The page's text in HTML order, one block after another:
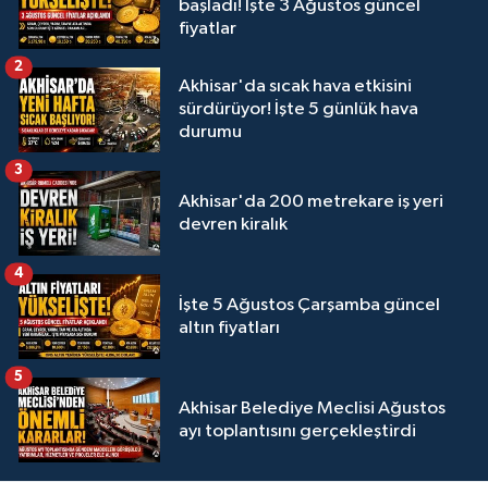
başladı! İşte 3 Ağustos güncel
fiyatlar
Akhisar'da sıcak hava etkisini
sürdürüyor! İşte 5 günlük hava
durumu
2
Akhisar'da 200 metrekare iş yeri
devren kiralık
3
İşte 5 Ağustos Çarşamba güncel
altın fiyatları
4
Akhisar Belediye Meclisi Ağustos
ayı toplantısını gerçekleştirdi
5